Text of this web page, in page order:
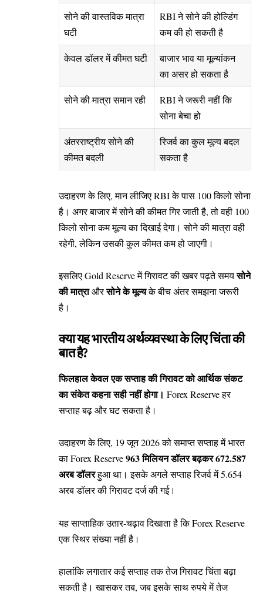
सोने की वास्तविक मात्रा
घटी
RBI ने सोने की होल्डिंग
कम की हो सकती है
केवल डॉलर में कीमत घटी
बाजार भाव या मूल्यांकन
का असर हो सकता है
सोने की मात्रा समान रही
RBI ने जरूरी नहीं कि
सोना बेचा हो
अंतरराष्ट्रीय सोने की
कीमत बदली
रिजर्व का कुल मूल्य बदल
सकता है
उदाहरण के लिए, मान लीजिए RBI के पास 100 किलो सोना
है। अगर बाजार में सोने की कीमत गिर जाती है, तो वही 100
किलो सोना कम मूल्य का दिखाई देगा। सोने की मात्रा वही
रहेगी, लेकिन उसकी कुल कीमत कम हो जाएगी।
इसलिए Gold Reserve में गिरावट की खबर पढ़ते समयसोने
की मात्राऔरसोने के मूल्यके बीच अंतर समझना जरूरी
है।
क्या यह भारतीय अर्थव्यवस्था के लिए चिंता की
बात है?
फिलहाल केवल एक सप्ताह की गिरावट को आर्थिक संकट
का संकेत कहना सही नहीं होगा। Forex Reserve हर
सप्ताह बढ़ और घट सकता है।
उदाहरण के लिए, 19 जून 2026 को समाप्त सप्ताह में भारत
का Forex Reserve963 मिलियन डॉलर बढ़कर 672.587
अरब डॉलरहुआ था। इसके अगले सप्ताह रिजर्व में 5.654
अरब डॉलर की गिरावट दर्ज की गई।
यह साप्ताहिक उतार-चढ़ाव दिखाता है कि Forex Reserve
एक स्थिर संख्या नहीं है।
हालांकि लगातार कई सप्ताह तक तेज गिरावट चिंता बढ़ा
सकती है। खासकर तब, जब इसके साथ रुपये में तेज